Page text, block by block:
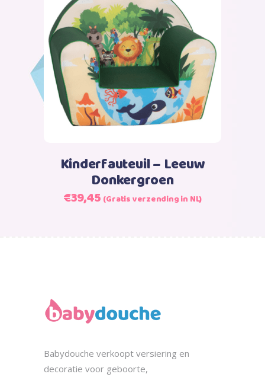
Lees verder
Kinderfauteuil – Leeuw
Donkergroen
Oorspronkelijke
€39,45Huidige
(Gratis verzending in NL)
Babydouche verkoopt versiering en
decoratie voor geboorte,